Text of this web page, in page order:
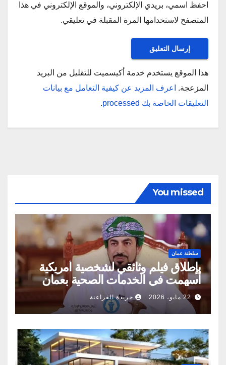
احفظ اسمي، بريدي الإلكتروني، والموقع الإلكتروني في هذا
المتصفح لاستخدامها المرة المقبلة في تعليقي.
هذا الموقع يستخدم خدمة أكيسميت للتقليل من البريد
المزعجة.
اعرف المزيد عن كيفية التعامل مع بيانات
التعليقات الخاصة بك processed
.
You missed
سلطنة عمان
بإطلاق فيلم وثائقي لشخصية أمريكية
أسهمت في الخدمات الصحية بعمان
22 مايو، 2026 جريدة الفراعنة